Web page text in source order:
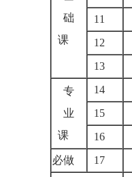
础
课
11
12
13
专
业
课
14
15
16
必做
17